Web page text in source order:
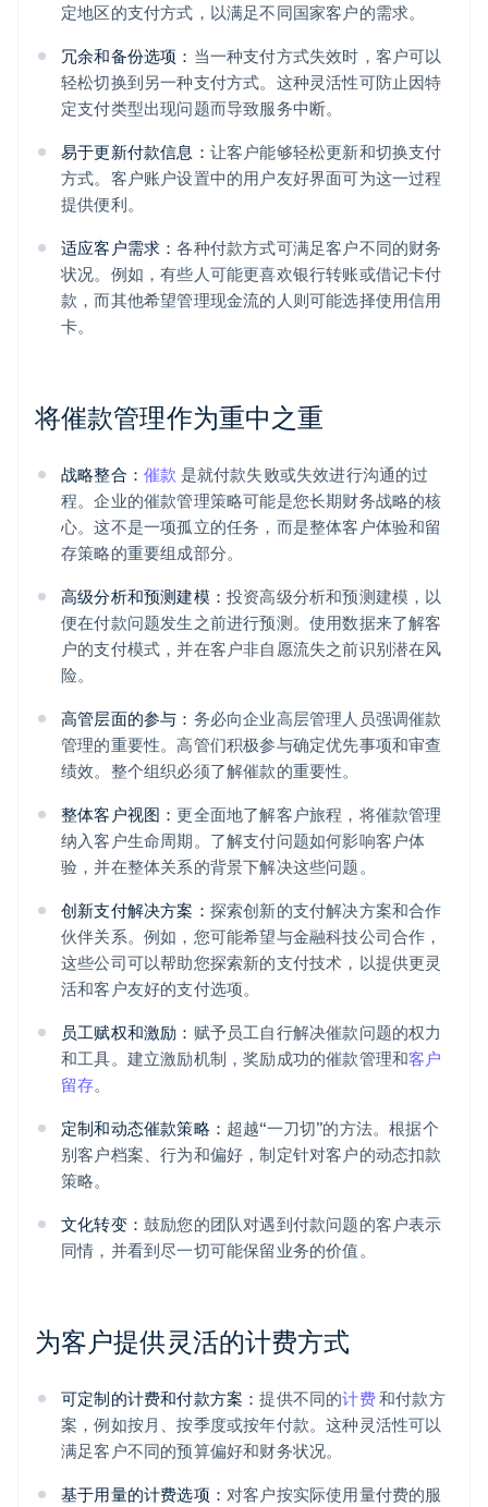
定地区的支付方式，以满足不同国家客户的需求。
冗余和备份选项： 当一种支付方式失效时，客户可以
轻松切换到另一种支付方式。这种灵活性可防止因特
定支付类型出现问题而导致服务中断。
易于更新付款信息： 让客户能够轻松更新和切换支付
方式。客户账户设置中的用户友好界面可为这一过程
提供便利。
适应客户需求：各种付款方式可满足客户不同的财务
状况。例如，有些人可能更喜欢银行转账或借记卡付
款，而其他希望管理现金流的人则可能选择使用信用
卡。
将催款管理作为重中之重
战略整合： 催款 是就付款失败或失效进行沟通的过
程。企业的催款管理策略可能是您长期财务战略的核
心。这不是一项孤立的任务，而是整体客户体验和留
存策略的重要组成部分。
高级分析和预测建模： 投资高级分析和预测建模，以
便在付款问题发生之前进行预测。使用数据来了解客
户的支付模式，并在客户非自愿流失之前识别潜在风
险。
高管层面的参与： 务必向企业高层管理人员强调催款
管理的重要性。高管们积极参与确定优先事项和审查
绩效。整个组织必须了解催款的重要性。
整体客户视图：更全面地了解客户旅程，将催款管理
纳入客户生命周期。了解支付问题如何影响客户体
验，并在整体关系的背景下解决这些问题。
创新支付解决方案： 探索创新的支付解决方案和合作
伙伴关系。例如，您可能希望与金融科技公司合作，
这些公司可以帮助您探索新的支付技术，以提供更灵
活和客户友好的支付选项。
员工赋权和激励： 赋予员工自行解决催款问题的权力
和工具。建立激励机制，奖励成功的催款管理和客户
留存。
定制和动态催款策略： 超越“一刀切”的方法。根据个
别客户档案、行为和偏好，制定针对客户的动态扣款
策略。
文化转变： 鼓励您的团队对遇到付款问题的客户表示
同情，并看到尽一切可能保留业务的价值。
为客户提供灵活的计费方式
可定制的计费和付款方案：提供不同的计费和付款方
案，例如按月、按季度或按年付款。这种灵活性可以
满足客户不同的预算偏好和财务状况。
基于用量的计费选项： 对客户按实际使用量付费的服